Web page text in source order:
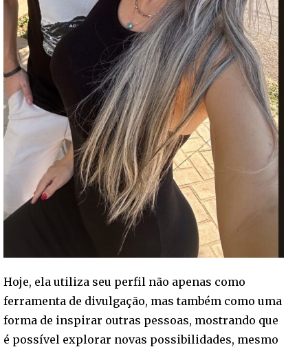
Hoje, ela utiliza seu perfil não apenas como
ferramenta de divulgação, mas também como uma
forma de inspirar outras pessoas, mostrando que
é possível explorar novas possibilidades, mesmo